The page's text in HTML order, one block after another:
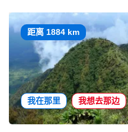
距离 1884 km
我在那里 我想去那边